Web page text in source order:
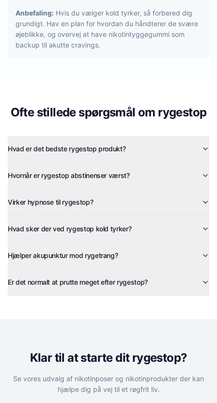
Anbefaling: Hvis du vælger kold tyrker, så forbered dig
grundigt. Hav en plan for hvordan du håndterer de svære
øjeblikke, og overvej at have nikotintyggegummi som
backup til akutte cravings.
Ofte stillede spørgsmål om rygestop
Hvad er det bedste rygestop produkt?
Hvornår er rygestop abstinenser værst?
Virker hypnose til rygestop?
Hvad sker der ved rygestop kold tyrker?
Hjælper akupunktur mod rygetrang?
Er det normalt at prutte meget efter rygestop?
Klar til at starte dit rygestop?
Se vores udvalg af nikotinposer og nikotinprodukter der kan
hjælpe dig på vej til et røgfrit liv.